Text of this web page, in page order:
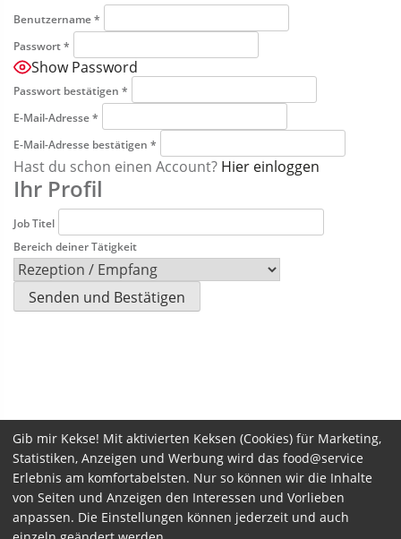
Benutzername *
Passwort *
Show Password
Passwort bestätigen *
E-Mail-Adresse *
E-Mail-Adresse bestätigen *
Hast du schon einen Account? Hier einloggen
Ihr Profil
Job Titel
Bereich deiner Tätigkeit
Gib mir Kekse! Mit aktivierten Keksen (Cookies) für Marketing,
Statistiken, Anzeigen und Werbung wird das food@service
Erlebnis am komfortabelsten. Nur so können wir die Inhalte
von Seiten und Anzeigen den Interessen und Vorlieben
anpassen. Die Einstellungen können jederzeit und auch